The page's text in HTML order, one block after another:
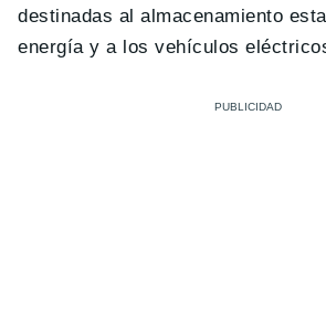
destinadas al almacenamiento
energía y a los vehículos